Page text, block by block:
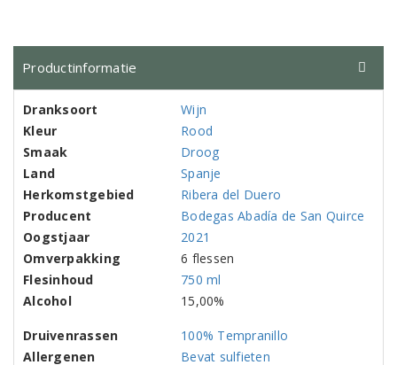
Productinformatie
Dranksoort
Wijn
Kleur
Rood
Smaak
Droog
Land
Spanje
Herkomstgebied
Ribera del Duero
Producent
Bodegas Abadía de San Quirce
Oogstjaar
2021
Omverpakking
6 flessen
Flesinhoud
750 ml
Alcohol
15,00%
Druivenrassen
100% Tempranillo
Allergenen
Bevat sulfieten